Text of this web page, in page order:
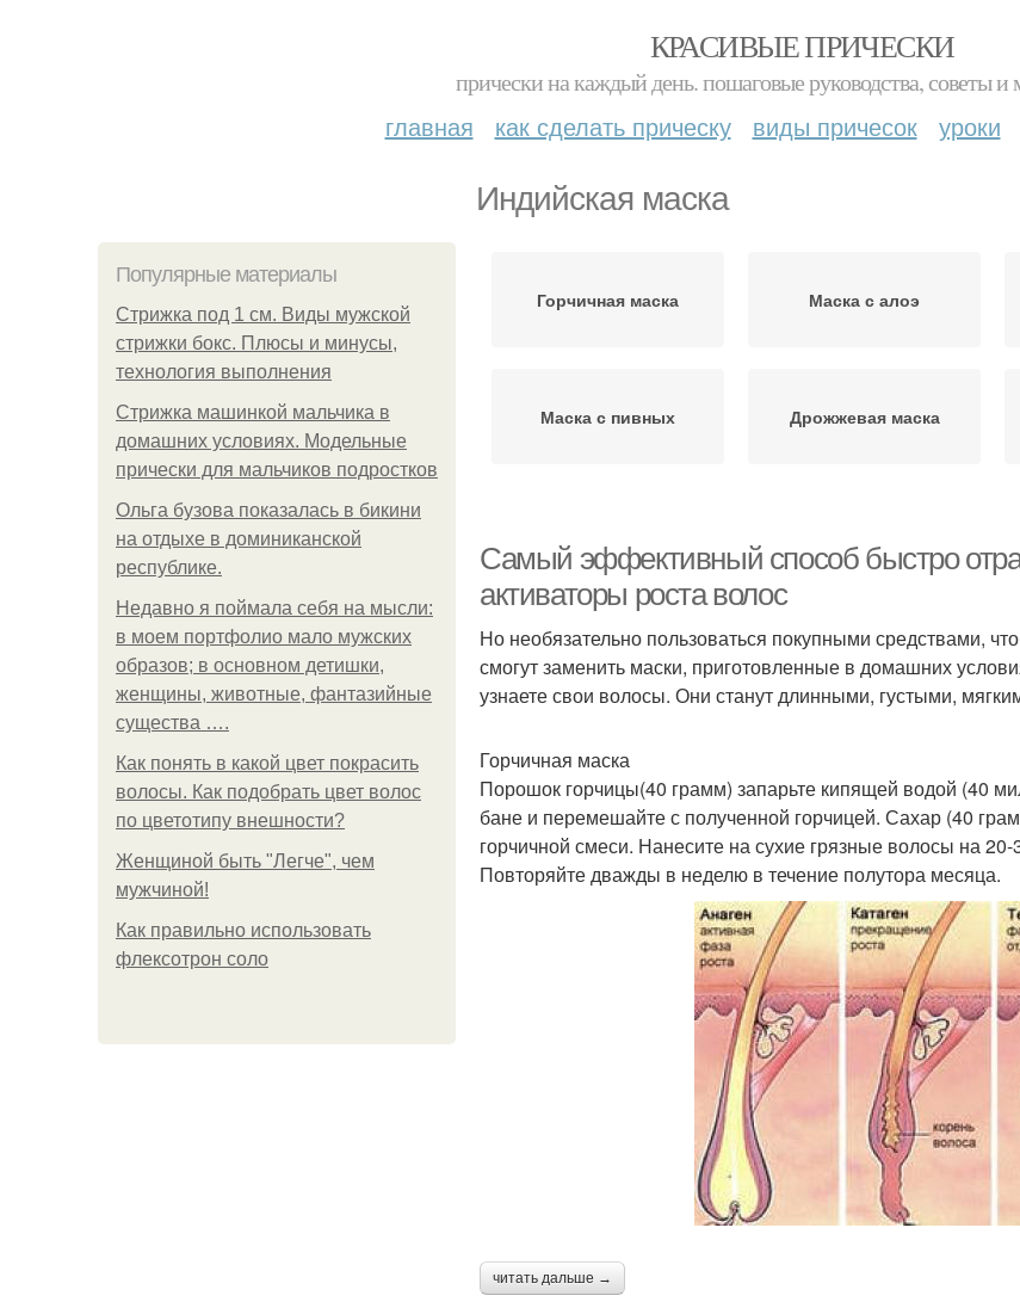
КРАСИВЫЕ ПРИЧЕСКИ
прически на каждый день. пошаговые руководства, советы и
главная как сделать прическу виды причесок уроки
Индийская маска
Популярные материалы
Стрижка под 1 см. Виды мужской
стрижки бокс. Плюсы и минусы,
технология выполнения
Стрижка машинкой мальчика в
домашних условиях. Модельные
прически для мальчиков подростков
Ольга бузова показалась в бикини
на отдыхе в доминиканской
республике.
Недавно я поймала себя на мысли:
в моем портфолио мало мужских
образов; в основном детишки,
женщины, животные, фантазийные
существа ….
Как понять в какой цвет покрасить
волосы. Как подобрать цвет волос
по цветотипу внешности?
Женщиной быть "Легче", чем
мужчиной!
Как правильно использовать
флексотрон соло
Горчичная маска Маска с алоэ
Маска с пивных Дрожжевая маска
Маска от выпадения Маска с хной
Маска для жирных
волос
Самый эффективный способ быстро
активаторы роста волос
Но необязательно пользоваться покупными средствами,
смогут заменить маски, приготовленные в домашних
узнаете свои волосы. Они станут длинными, густыми,
Горчичная маска
Порошок горчицы(40 грамм) запарьте кипящей водой (40
бане и перемешайте с полученной горчицей. Сахар (40
горчичной смеси. Нанесите на сухие грязные волосы на
Повторяйте дважды в неделю в течение полутора месяца.
читать дальше →